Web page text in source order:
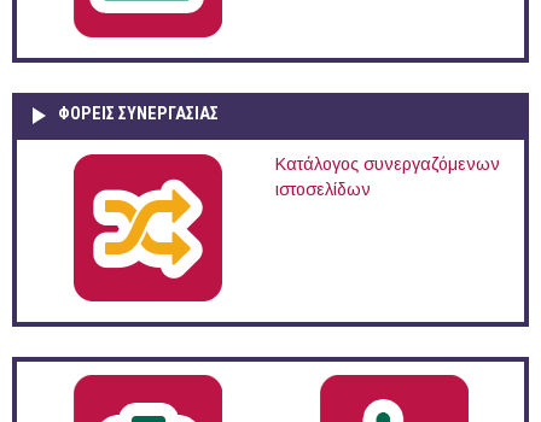
ΦΟΡΕΙΣ ΣΥΝΕΡΓΑΣΙΑΣ
Κατάλογος συνεργαζόμενων
ιστοσελίδων